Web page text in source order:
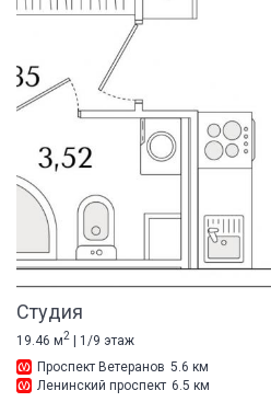
Студия
19.46 м2 | 1/9 этаж
Проспект Ветеранов 5.6 км
Ленинский проспект 6.5 км